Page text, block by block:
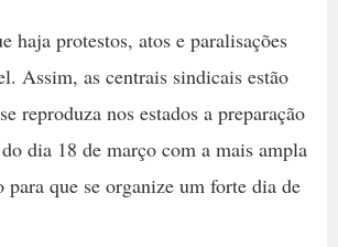
haja protestos, atos e paralisações
Assim, as centrais sindicais estão
reproduza nos estados a preparação
dia 18 de março com a mais ampla
para que se organize um forte dia de